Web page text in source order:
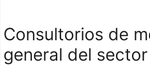
Consultorios de
general del